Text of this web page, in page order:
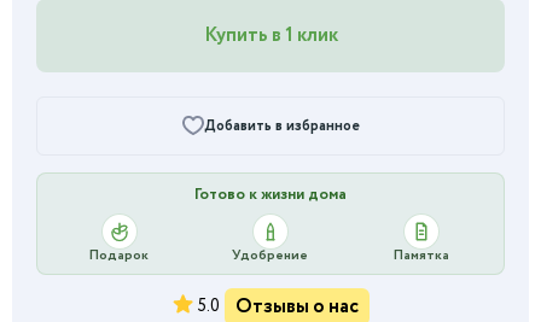
Купить в 1 клик
Добавить в избранное
Готово к жизни дома
Подарок Удобрение Памятка
5.0 Отзывы о нас